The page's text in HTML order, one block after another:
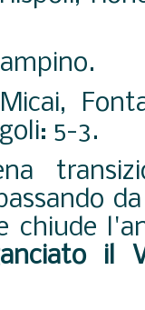
5-3.
chiude
il